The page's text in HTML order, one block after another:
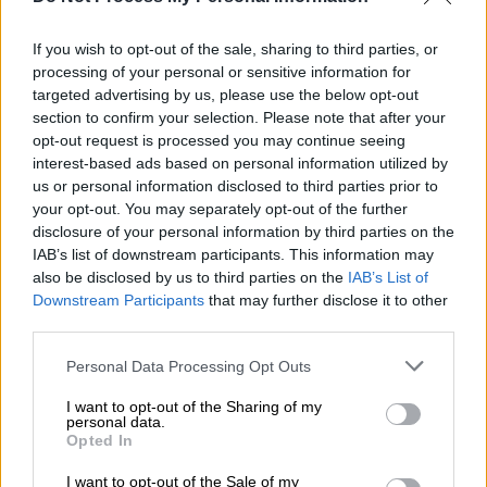
If you wish to opt-out of the sale, sharing to third parties, or
processing of your personal or sensitive information for
targeted advertising by us, please use the below opt-out
section to confirm your selection. Please note that after your
opt-out request is processed you may continue seeing
interest-based ads based on personal information utilized by
us or personal information disclosed to third parties prior to
your opt-out. You may separately opt-out of the further
disclosure of your personal information by third parties on the
IAB’s list of downstream participants. This information may
also be disclosed by us to third parties on the IAB’s List of
Downstream Participants that may further disclose it to other
Please note that this website/app uses one or more Google
not limited to your visit or usage behaviour. You may click to
grant or deny consent to Google and its third-party tags to
use your data for below specified purposes in below Google
consent section.
Personal Data Processing Opt Outs
I want to opt-out of the Sharing of my
personal data.
Opted In
I want to opt-out of the Sale of my
εκκρεμότητα και να ανοίξει μια νέα εποχή
γειτονίας, συνεργασίας γενικότερα στα
δυτικά Βαλκάνια και με τη χώρα μας, που θα
φέρει πιο κοντά περισσότερο τους λαούς
και την κοινή μοίρα στην περιοχή. Έτσι ή
αλλιώς υπήρχαν κάποιες επιχειρηματικές
σχέσεις που κατά μόνας ανέπτυσσαν οι
επιχειρηματίες, υπήρχε και τουριστικό
ρεύμα, υπήρχε μια επικοινωνία που
βρισκόταν πάντοτε κάτω από το πέπλο
υποκρισίας. Της μη αναγνώρισης εκ μέρους
αρκούσε, αρκούσε σε κάποιους, όλος ο
κόσμος να ονομάζει Μακεδονία τη γείτονα
χώρα, σε βάρος της ύπαρξης της ελληνικής